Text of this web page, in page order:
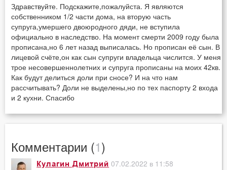
Здравствуйте. Подскажите,пожалуйста. Я являются
собственником 1/2 части дома, на вторую часть
супруга,умершего двоюродного дяди, не вступила
официально в наследство. На момент смерти 2009 году была
прописана,но 6 лет назад выписалась. Но прописан её сын. В
лицевой счёте,он как сын супруги владельца числится. У меня
трое несовершеннолетних и супруга прописаны на моих 42кв.
Как будут делиться доли при сносе? И на что нам
рассчитывать? Доли не выделены,но по тех паспорту 2 входа
и 2 кухни. Спасибо
Комментарии (1)
Кулагин Дмитрий 07.02.2022 в 11:58